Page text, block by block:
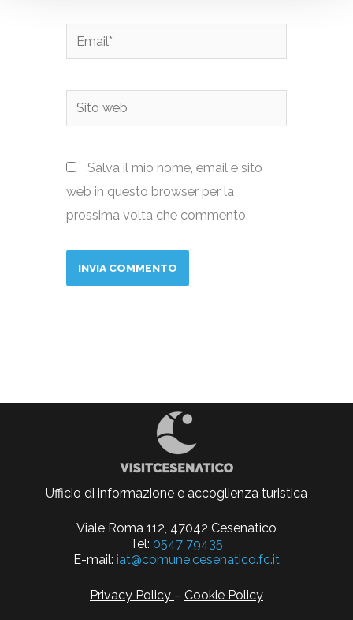
Email*
Sito
web
Salva il mio nome, email e sito
web in questo browser per la
prossima volta che commento.
Ufficio di informazione e accoglienza turistica
Viale Roma 112, 47042 Cesenatico
Tel: 0547 79435
E-mail: iat@comune.cesenatico.fc.it
Privacy Policy – Cookie Policy